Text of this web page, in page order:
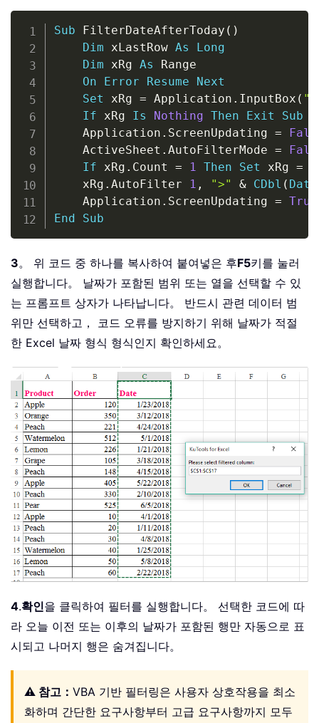
Sub FilterDateAfterToday ( )
Dim xLastRow As
Long
Dim xRg As Range
On
Error Resume
Next
Set xRg = Application . InputBox (
If xRg Is Nothing Then Exit
Sub
    Application
. ScreenUpdating =
    ActiveSheet
. AutoFilterMode =
If xRg . Count = 1 Then Set xRg =
    xRg
. AutoFilter 1 , ">" & CDbl ( Date
    Application
. ScreenUpdating = True
End
Sub
3。 위 코드 중 하나를 복사하여 붙여넣은 후F5키를 눌러
실행합니다。 날짜가 포함된 범위 또는 열을 선택할 수 있
는 프롬프트 상자가 나타납니다。 반드시 관련 데이터 범
위만 선택하고， 코드 오류를 방지하기 위해 날짜가 적절
한 Excel 날짜 형식 형식인지 확인하세요。
4.확인을 클릭하여 필터를 실행합니다。 선택한 코드에 따
라 오늘 이전 또는 이후의 날짜가 포함된 행만 자동으로 표
시되고 나머지 행은 숨겨집니다。
⚠️ 참고： VBA 기반 필터링은 사용자 상호작용을 최소
화하며 간단한 요구사항부터 고급 요구사항까지 모두